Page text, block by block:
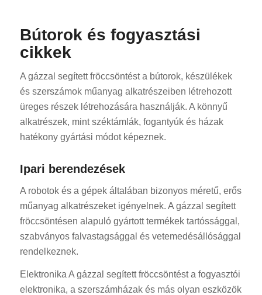
Bútorok és fogyasztási
cikkek
A gázzal segített fröccsöntést a bútorok, készülékek
és szerszámok műanyag alkatrészeiben létrehozott
üreges részek létrehozására használják. A könnyű
alkatrészek, mint széktámlák, fogantyúk és házak
hatékony gyártási módot képeznek.
Ipari berendezések
A robotok és a gépek általában bizonyos méretű, erős
műanyag alkatrészeket igényelnek. A gázzal segített
fröccsöntésen alapuló gyártott termékek tartóssággal,
szabványos falvastagsággal és vetemedésállósággal
rendelkeznek.
Elektronika A gázzal segített fröccsöntést a fogyasztói
elektronika, a szerszámházak és más olyan eszközök